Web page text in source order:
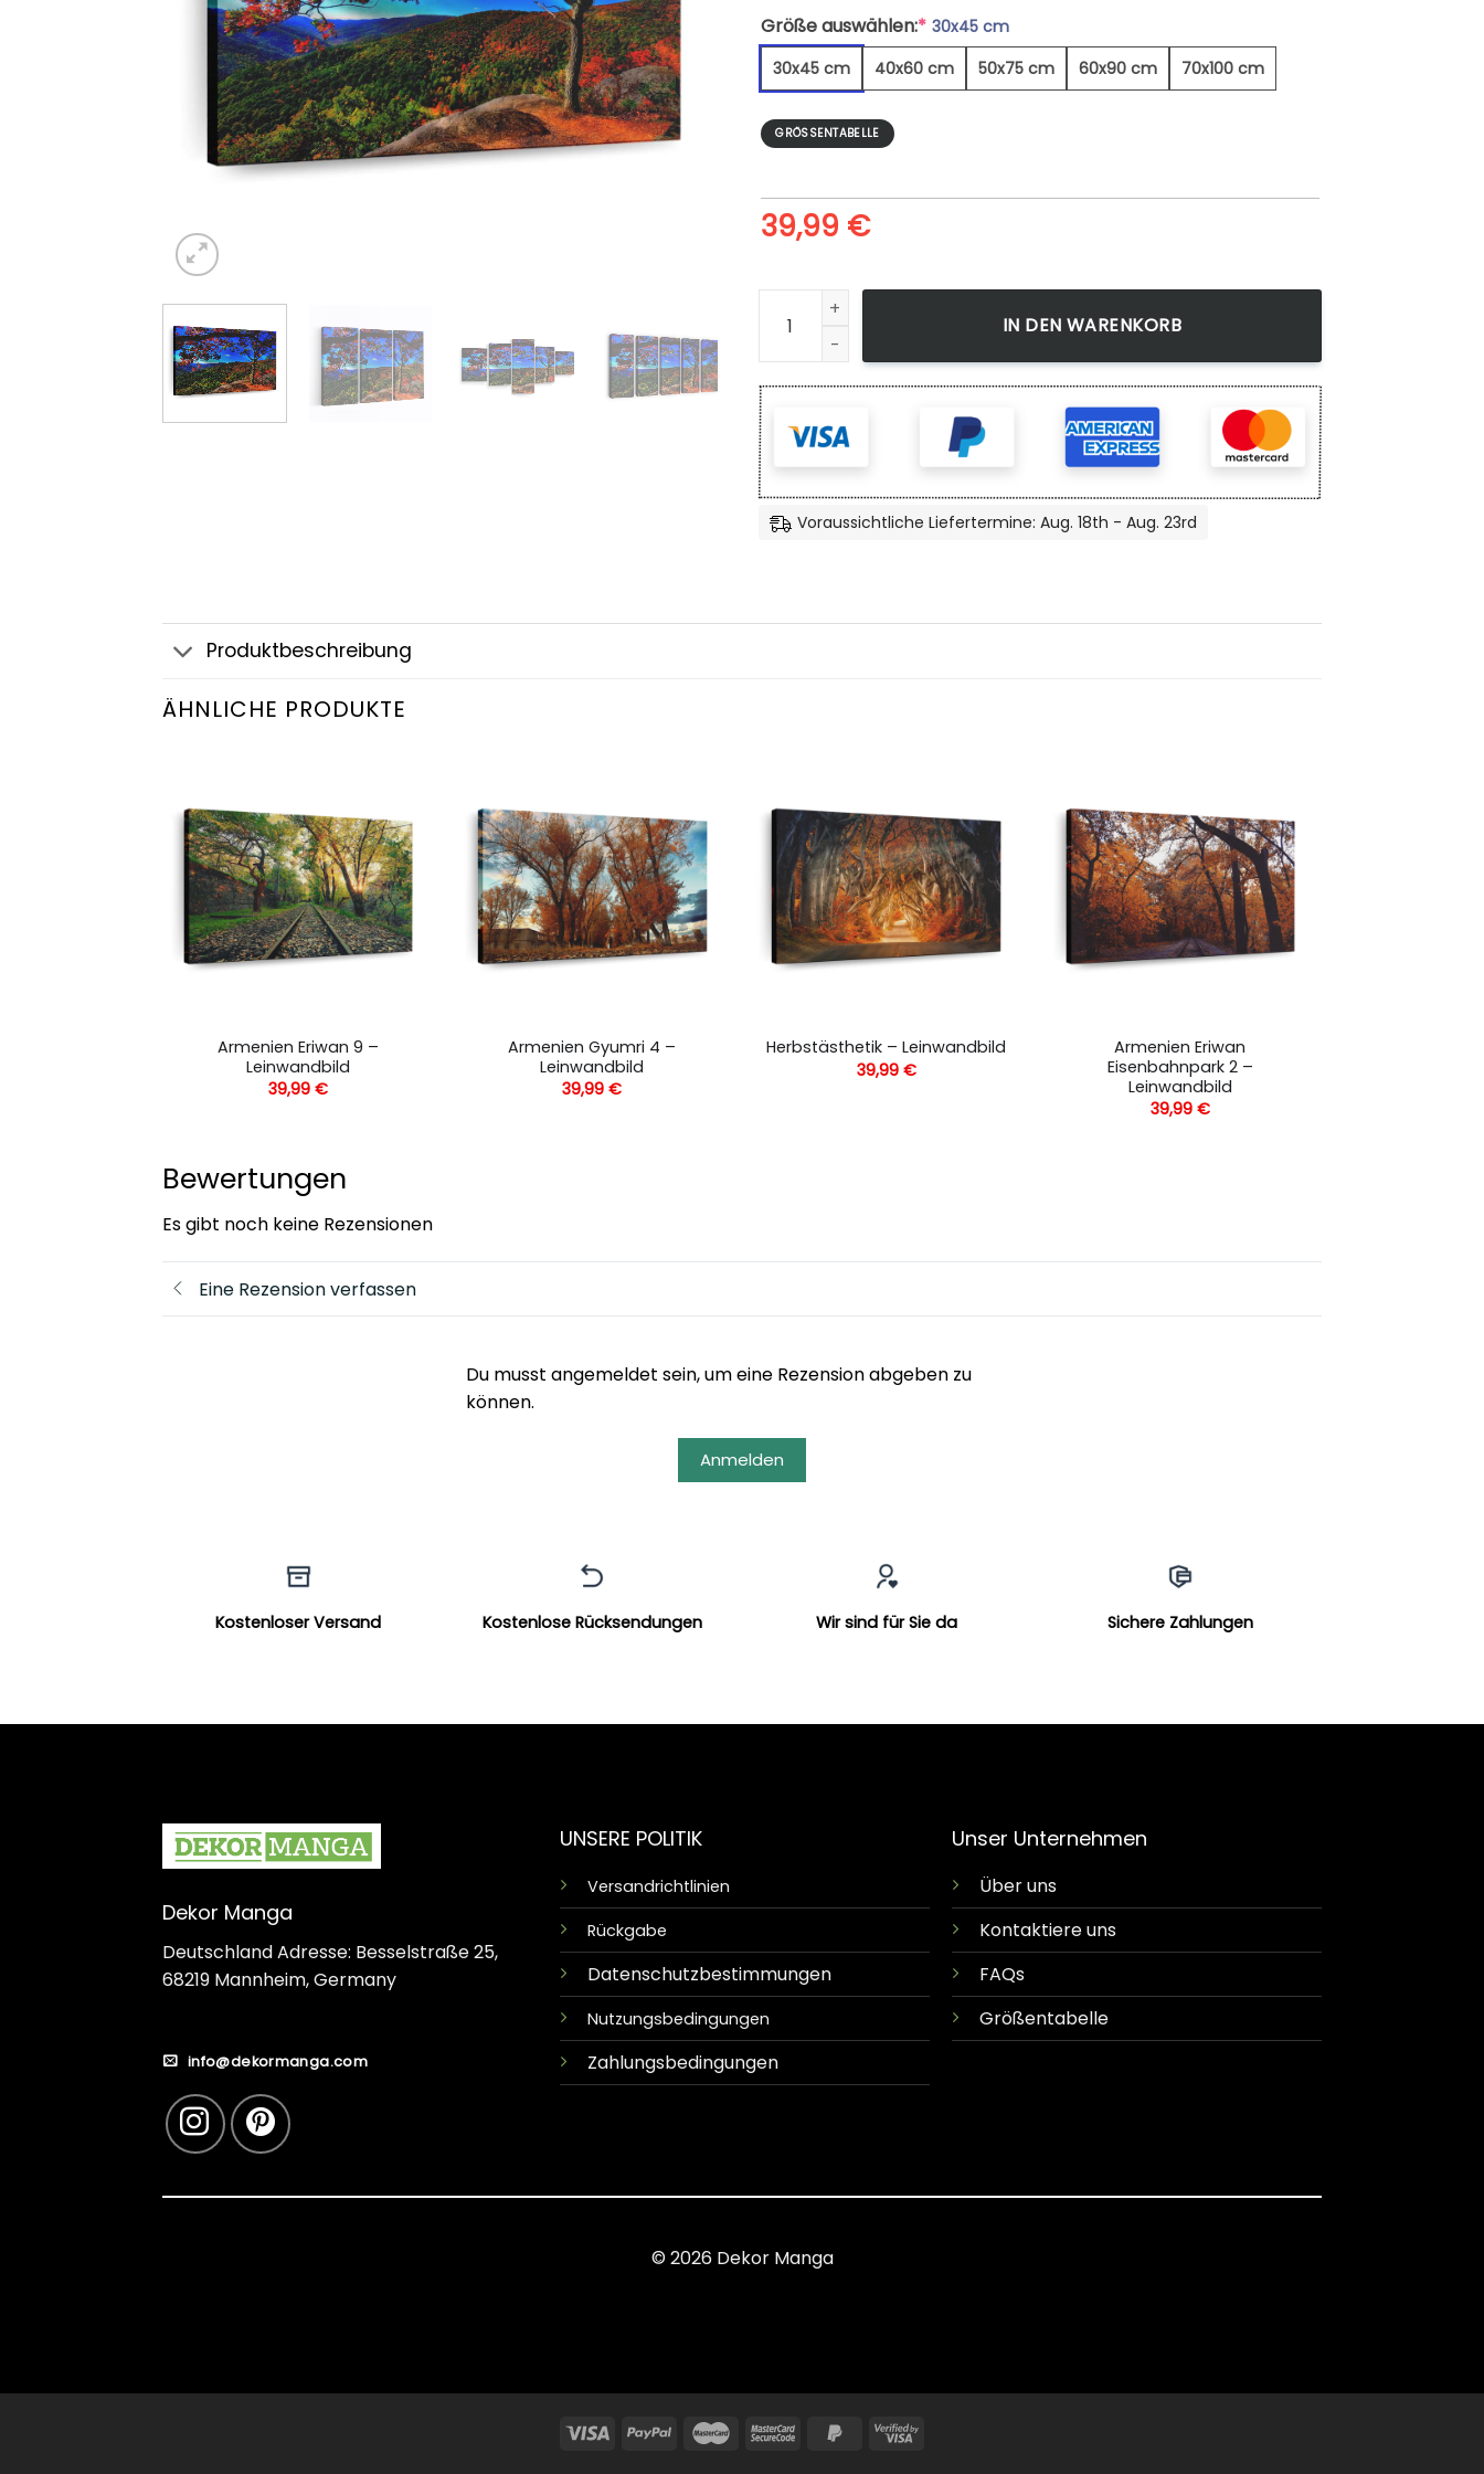
Größe auswählen:* 30x45 cm
30x45 cm
40x60 cm 50x75 cm 60x90 cm 70x100 cm
GRÖSSENTABELLE
39,99 €
Herbstliche Waldlandschaft - Leinwandbild Menge
IN DEN WARENKORB
Voraussichtliche Liefertermine: Aug. 18th - Aug. 23rd
Produktbeschreibung
ÄHNLICHE PRODUKTE
Armenien Eriwan 9 –
Leinwandbild
39,99€
Armenien Gyumri 4 –
Leinwandbild
39,99€
Herbstästhetik – Leinwandbild
39,99 €
Armenien Eriwan
Eisenbahnpark 2 –
Leinwandbild
39,99 €
Bewertungen
Es gibt noch keine Rezensionen
Eine Rezension verfassen
Du musst angemeldet sein, um eine Rezension abgeben zu
können.
Anmelden
Kostenloser Versand Kostenlose Rücksendungen Wir sind für Sie da Sichere Zahlungen
Dekor Manga
Deutschland Adresse: Besselstraße 25,
68219 Mannheim, Germany
info@dekormanga.com
UNSERE POLITIK
Versandrichtlinien
Rückgabe
Datenschutzbestimmungen
Nutzungsbedingungen
Zahlungsbedingungen
Unser Unternehmen
Über uns
Kontaktiere uns
FAQs
Größentabelle
© 2026 Dekor Manga